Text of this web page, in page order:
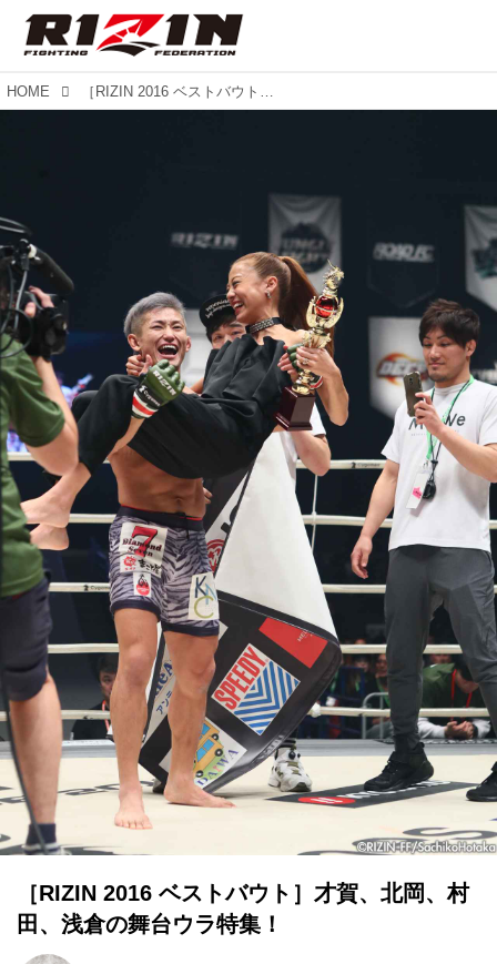
HOME ［RIZIN 2016 ベストバウト］才賀、北岡、村田、浅倉の舞台ウラ特集！
［RIZIN 2016 ベストバウト］才賀、北岡、村
田、浅倉の舞台ウラ特集！